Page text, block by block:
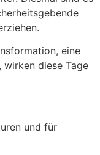
eine
wirken diese Tage
und für